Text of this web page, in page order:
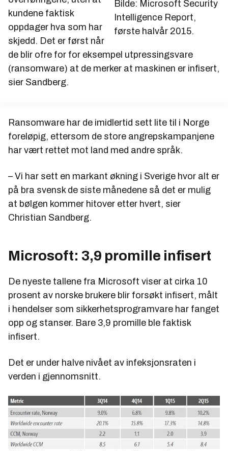
Bilde: Microsoft Security
Intelligence Report,
første halvår 2015.
kundene faktisk
oppdager hva som har
skjedd. Det er først når
de blir ofre for for eksempel utpressingsvare
(ransomware) at de merker at maskinen er infisert,
sier Sandberg.
Ransomware har de imidlertid sett lite til i Norge
foreløpig, ettersom de store angrepskampanjene
har vært rettet mot land med andre språk.
– Vi har sett en markant økning i Sverige hvor alt er
på bra svensk de siste månedene så det er mulig
at bølgen kommer hitover etter hvert, sier
Christian Sandberg.
Microsoft: 3,9 promille infisert
De nyeste tallene fra Microsoft viser at cirka 10
prosent av norske brukere blir forsøkt infisert, målt
i hendelser som sikkerhetsprogramvare har fanget
opp og stanser. Bare 3,9 promille ble faktisk
infisert.
Det er under halve nivået av infeksjonsraten i
verden i gjennomsnitt.